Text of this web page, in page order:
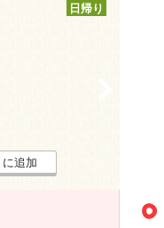
日帰り
追加